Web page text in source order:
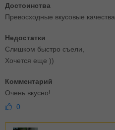
Достоинства
Превосходные вкусовые качества
Недостатки
Слишком быстро съели,
Хочется еще ))
Комментарий
Очень вкусно!
0